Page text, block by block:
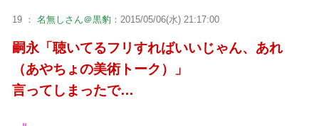
19 ： 名無しさん＠黒豹 ：2015/05/06(水) 21:17:00
嗣永「聴いてるフリすればいいじゃん、あれ
（あやちょの美術トーク）」
言ってしまったで…